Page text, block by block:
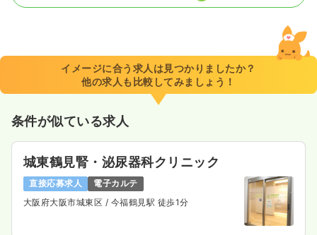
9:00～17:15（休憩60分）
4週8休以上
月給24万円以上可
気になる
救急外来正看護師 一般＋療養
一時募集休止
イメージに合う求人は見つかりましたか？
他の求人も比較してみましょう！
条件が似ている求人
城東鶴見腎・泌尿器科クリニック
直接応募求人
電子カルテ
大阪府大阪市城東区 / 今福鶴見駅 徒歩1分